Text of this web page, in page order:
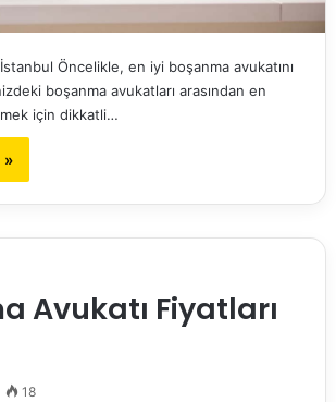
Öncelikle, en iyi boşanma avukatını
boşanma avukatları arasından en
için dikkatli…
»
Avukatı Fiyatları
18